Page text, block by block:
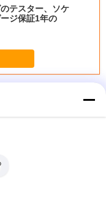
テスター、ソケ
ジ保証1年の